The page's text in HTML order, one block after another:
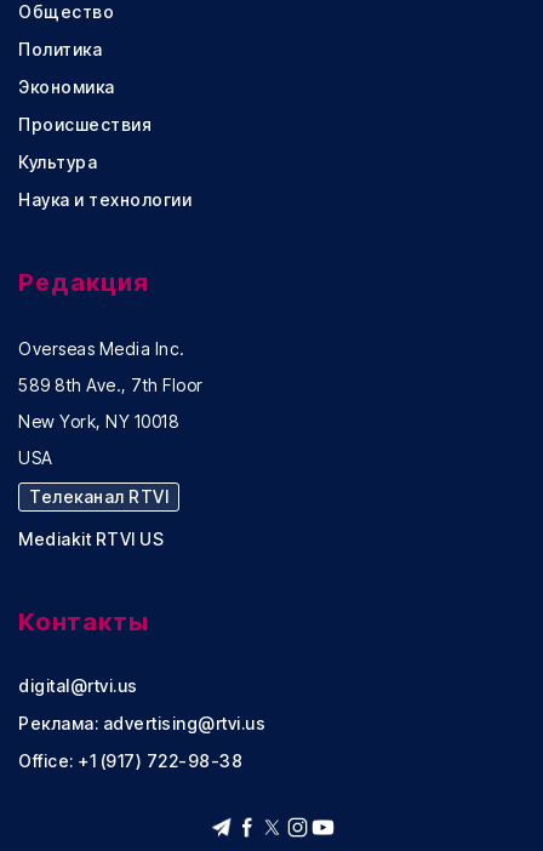
Общество
Политика
Экономика
Происшествия
Культура
Наука и технологии
Редакция
Overseas Media Inc.
589 8th Ave., 7th Floor
New York, NY 10018
USA
Телеканал RTVI
Mediakit RTVI US
Контакты
digital@rtvi.us
Реклама: advertising@rtvi.us
Office: +1 (917) 722-98-38